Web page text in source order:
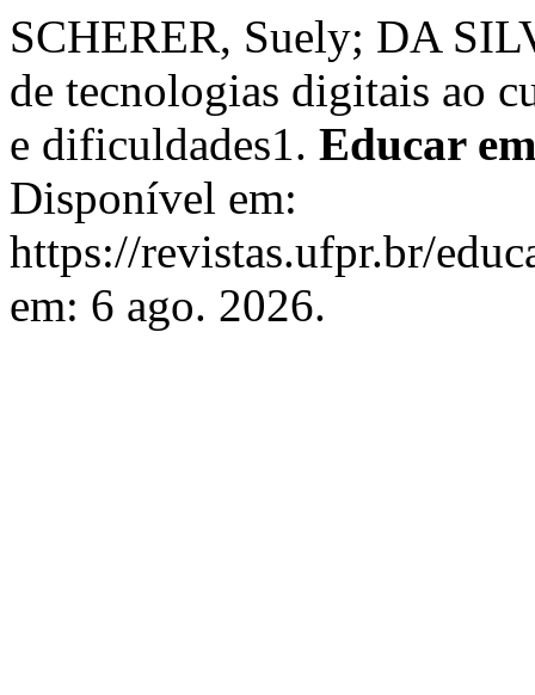
SCHERER, Suely; DA
de tecnologias digitais ao
e dificuldades1. Educar
Disponível em:
https://revistas.ufpr.br/
em: 6 ago. 2026.